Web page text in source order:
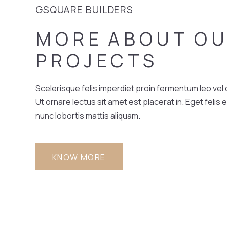
GSQUARE BUILDERS
MORE ABOUT
PROJECTS
Scelerisque felis imperdiet proin fermentum leo vel
Ut ornare lectus sit amet est placerat in. Eget felis
nunc lobortis mattis aliquam.
KNOW MORE